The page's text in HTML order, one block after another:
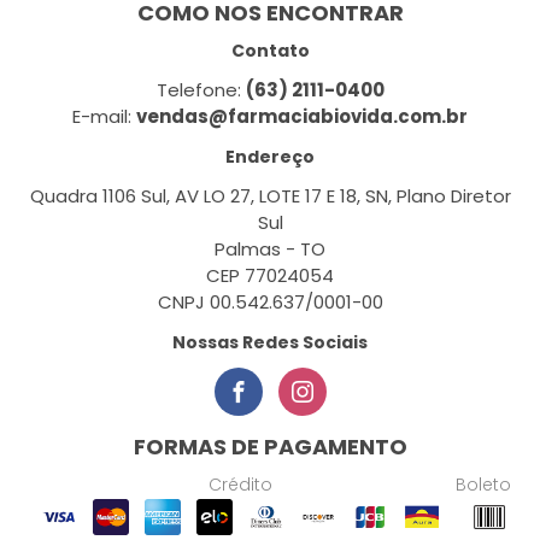
COMO NOS ENCONTRAR
Contato
Telefone: (63) 2111-0400
E-mail: vendas@farmaciabiovida.com.br
Endereço
Quadra 1106 Sul, AV LO 27, LOTE 17 E 18, SN, Plano Diretor
Sul
Palmas - TO
CEP 77024054
CNPJ 00.542.637/0001-00
Nossas Redes Sociais
FORMAS DE PAGAMENTO
Crédito Boleto